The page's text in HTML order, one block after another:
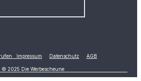
© 2025 Die Werbescheune
Impressum Datenschutz AGB